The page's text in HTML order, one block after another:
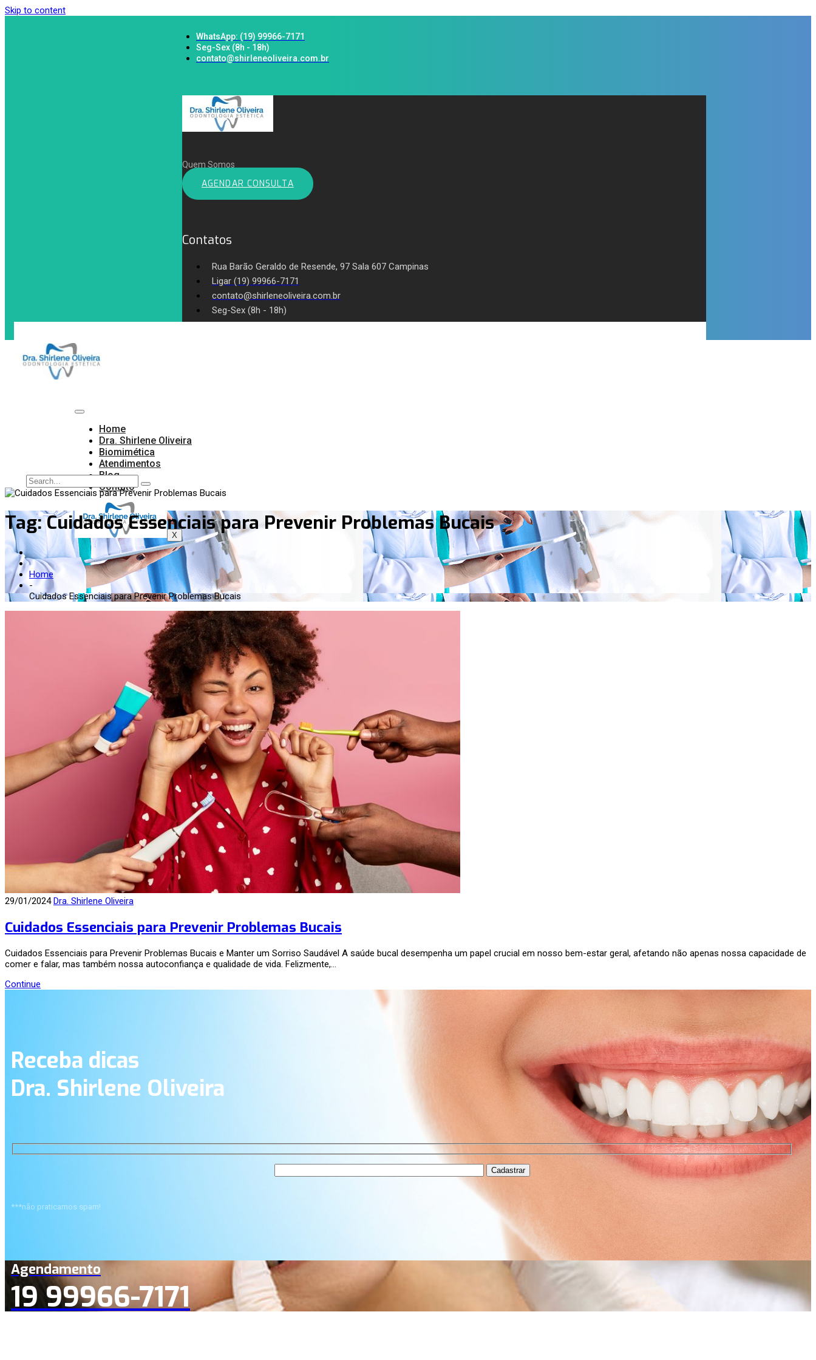
Skip to content
WhatsApp: (19) 99966-7171
Seg-Sex (8h - 18h)
contato@shirleneoliveira.com.br
Quem Somos
AGENDAR CONSULTA
Contatos
Rua Barão Geraldo de Resende, 97 Sala 607 Campinas
Ligar (19) 99966-7171
contato@shirleneoliveira.com.br
Seg-Sex (8h - 18h)
Home
Dra. Shirlene Oliveira
Biomimética
Atendimentos
Blog
Contato
X
Tag:Cuidados Essenciais para Prevenir Problemas Bucais
Home
-
Cuidados Essenciais para Prevenir Problemas Bucais
29/01/2024 Dra. Shirlene Oliveira
Cuidados Essenciais para Prevenir Problemas Bucais
Cuidados Essenciais para Prevenir Problemas Bucais e Manter um Sorriso Saudável A saúde bucal desempenha um papel crucial em nosso bem-estar geral, afetando não apenas nossa capacidade de
comer e falar, mas também nossa autoconfiança e qualidade de vida. Felizmente,…
Continue
Receba dicas
Dra. Shirlene Oliveira
***não praticamos spam!
Agendamento
19 99966-7171